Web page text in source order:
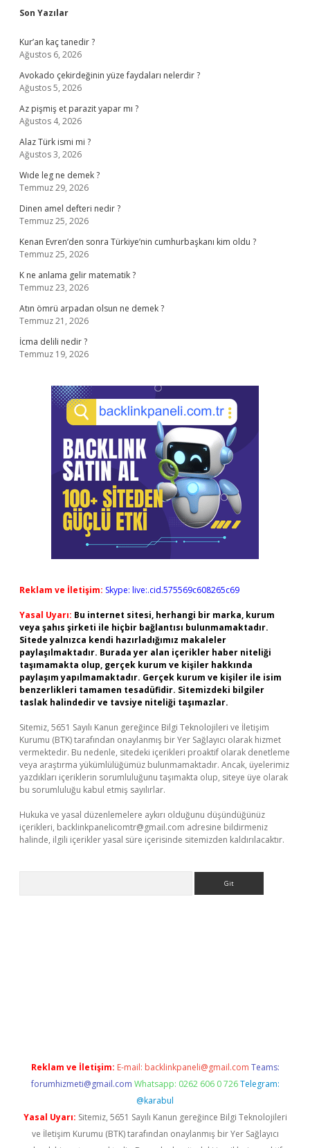
Sidebar
Son Yazılar
Kur’an kaç tanedir ?
Ağustos 6, 2026
Avokado çekirdeğinin yüze faydaları nelerdir ?
Ağustos 5, 2026
Az pişmiş et parazit yapar mı ?
Ağustos 4, 2026
Alaz Türk ismi mi ?
Ağustos 3, 2026
Wıde leg ne demek ?
Temmuz 29, 2026
Dinen amel defteri nedir ?
Temmuz 25, 2026
Kenan Evren’den sonra Türkiye’nin cumhurbaşkanı kim oldu ?
Temmuz 25, 2026
K ne anlama gelir matematik ?
Temmuz 23, 2026
Atın ömrü arpadan olsun ne demek ?
Temmuz 21, 2026
İcma delili nedir ?
Temmuz 19, 2026
Reklam ve İletişim: Skype: live:.cid.575569c608265c69
Yasal Uyarı: Bu internet sitesi, herhangi bir marka, kurum
veya şahıs şirketi ile hiçbir bağlantısı bulunmamaktadır.
Sitede yalnızca kendi hazırladığımız makaleler
paylaşılmaktadır. Burada yer alan içerikler haber niteliği
taşımamakta olup, gerçek kurum ve kişiler hakkında
paylaşım yapılmamaktadır. Gerçek kurum ve kişiler ile isim
benzerlikleri tamamen tesadüfidir. Sitemizdeki bilgiler
taslak halindedir ve tavsiye niteliği taşımazlar.
Sitemiz, 5651 Sayılı Kanun gereğince Bilgi Teknolojileri ve İletişim
Kurumu (BTK) tarafından onaylanmış bir Yer Sağlayıcı olarak hizmet
vermektedir. Bu nedenle, sitedeki içerikleri proaktif olarak denetleme
veya araştırma yükümlülüğümüz bulunmamaktadır. Ancak, üyelerimiz
yazdıkları içeriklerin sorumluluğunu taşımakta olup, siteye üye olarak
bu sorumluluğu kabul etmiş sayılırlar.
Hukuka ve yasal düzenlemelere aykırı olduğunu düşündüğünüz
içerikleri, backlinkpanelicomtr@gmail.com adresine bildirmeniz
halinde, ilgili içerikler yasal süre içerisinde sitemizden kaldırılacaktır.
Reklam ve İletişim: E-mail: backlinkpaneli@gmail.com Teams:
forumhizmeti@gmail.com Whatsapp: 0262 606 0 726 Telegram:
@karabul
Yasal Uyarı: Sitemiz, 5651 Sayılı Kanun gereğince Bilgi Teknolojileri
ve İletişim Kurumu (BTK) tarafından onaylanmış bir Yer Sağlayıcı